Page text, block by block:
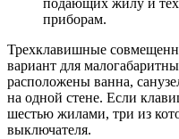
подающих жилу и
приборам.
Трехклавишные
вариант для
расположены ванна,
на одной стене. Если
шестью жилами, три из
выключателя.